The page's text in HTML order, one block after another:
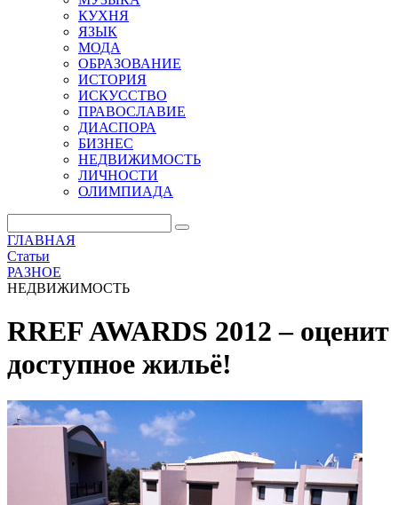
КУХНЯ
ЯЗЫК
МОДА
ОБРАЗОВАНИЕ
ИСТОРИЯ
ИСКУССТВО
ПРАВОСЛАВИЕ
ДИАСПОРА
БИЗНЕС
НЕДВИЖИМОСТЬ
ЛИЧНОСТИ
ОЛИМПИАДА
ГЛАВНАЯ
Статьи
РАЗНОЕ
НЕДВИЖИМОСТЬ
RREF AWARDS 2012 – оценит
доступное жильё!